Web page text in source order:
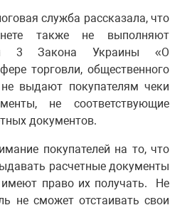
служба рассказала, что
также не выполняют
3 Закона Украины «О
торговли, общественного
выдают покупателям чеки
не соответствующие
документов.
покупателей на то, что
расчетные документы
имеют право их получать. Не
не сможет отстаивать свои